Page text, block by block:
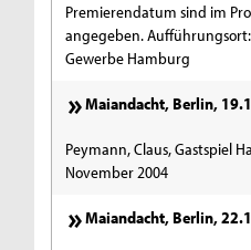
Premierendatum sind im
angegeben.
Gewerbe Hamburg
Maiandacht, Berlin,
Peymann, Claus, Gastspiel
November 2004
Maiandacht, Berlin,